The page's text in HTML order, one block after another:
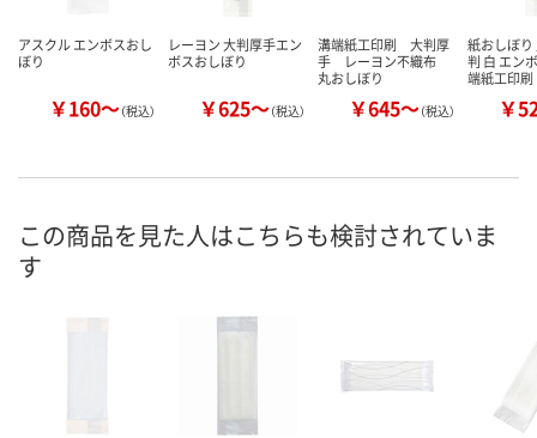
アスクル エンボスおし
ぼり
￥160～（税込）
レーヨン 大判厚手エン
ボスおしぼり
￥625～（税込）
溝端紙工印刷 大判厚
手 レーヨン不織布
丸おしぼり
￥645～（税込）
紙おしぼり
判 白 エン
端紙工印刷
￥
この商品を見た人はこちらも検討されていま
す